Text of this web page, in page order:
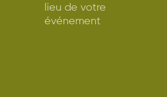
lieu de votre
événement